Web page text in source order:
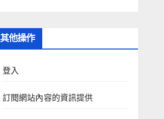
其他操作
登入
訂閱網站內容的資訊提供